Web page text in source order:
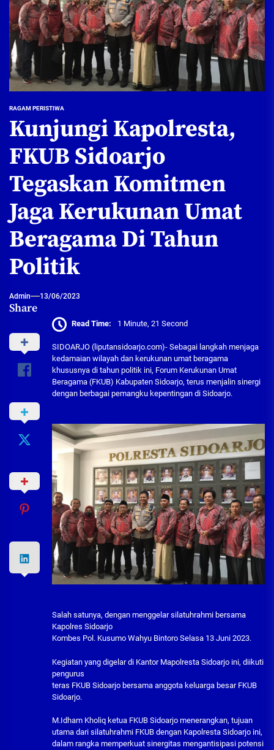
RAGAM PERISTIWA
Kunjungi Kapolresta,
FKUB Sidoarjo
Tegaskan Komitmen
Jaga Kerukunan Umat
Beragama Di Tahun
Politik
Admin 13/06/2023
Share
Read Time: 1 Minute, 21 Second
SIDOARJO (liputansidoarjo.com)- Sebagai langkah menjaga
kedamaian wilayah dan kerukunan umat beragama
khususnya di tahun politik ini, Forum Kerukunan Umat
Beragama (FKUB) Kabupaten Sidoarjo, terus menjalin sinergi
dengan berbagai pemangku kepentingan di Sidoarjo.
Salah satunya, dengan menggelar silatuhrahmi bersama
Kapolres Sidoarjo
Kombes Pol. Kusumo Wahyu Bintoro Selasa 13 Juni 2023.
Kegiatan yang digelar di Kantor Mapolresta Sidoarjo ini, diikuti
pengurus
teras FKUB Sidoarjo bersama anggota keluarga besar FKUB
Sidoarjo.
M.Idham Kholiq ketua FKUB Sidoarjo menerangkan, tujuan
utama dari silatuhrahmi FKUB dengan Kapolresta Sidoarjo ini,
dalam rangka memperkuat sinergitas mengantisipasi potensi